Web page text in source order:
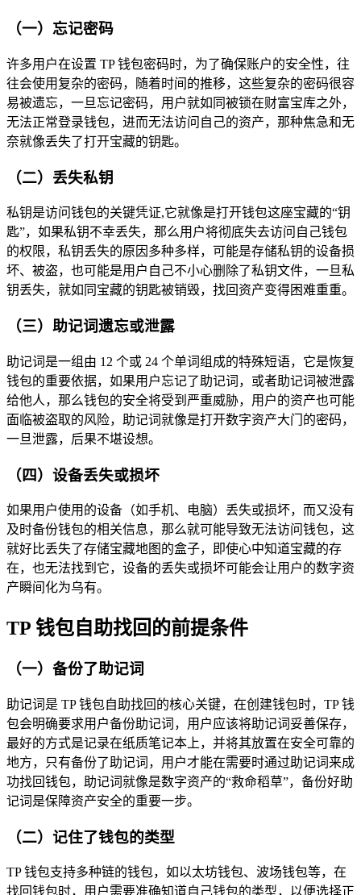
（一）忘记密码
许多用户在设置 TP 钱包密码时，为了确保账户的安全性，往
往会使用复杂的密码，随着时间的推移，这些复杂的密码很容
易被遗忘，一旦忘记密码，用户就如同被锁在财富宝库之外，
无法正常登录钱包，进而无法访问自己的资产，那种焦急和无
奈就像丢失了打开宝藏的钥匙。
（二）丢失私钥
私钥是访问钱包的关键凭证,它就像是打开钱包这座宝藏的“钥
匙”，如果私钥不幸丢失，那么用户将彻底失去访问自己钱包
的权限，私钥丢失的原因多种多样，可能是存储私钥的设备损
坏、被盗，也可能是用户自己不小心删除了私钥文件，一旦私
钥丢失，就如同宝藏的钥匙被销毁，找回资产变得困难重重。
（三）助记词遗忘或泄露
助记词是一组由 12 个或 24 个单词组成的特殊短语，它是恢复
钱包的重要依据，如果用户忘记了助记词，或者助记词被泄露
给他人，那么钱包的安全将受到严重威胁，用户的资产也可能
面临被盗取的风险，助记词就像是打开数字资产大门的密码，
一旦泄露，后果不堪设想。
（四）设备丢失或损坏
如果用户使用的设备（如手机、电脑）丢失或损坏，而又没有
及时备份钱包的相关信息，那么就可能导致无法访问钱包，这
就好比丢失了存储宝藏地图的盒子，即使心中知道宝藏的存
在，也无法找到它，设备的丢失或损坏可能会让用户的数字资
产瞬间化为乌有。
TP 钱包自助找回的前提条件
（一）备份了助记词
助记词是 TP 钱包自助找回的核心关键，在创建钱包时，TP 钱
包会明确要求用户备份助记词，用户应该将助记词妥善保存，
最好的方式是记录在纸质笔记本上，并将其放置在安全可靠的
地方，只有备份了助记词，用户才能在需要时通过助记词来成
功找回钱包，助记词就像是数字资产的“救命稻草”，备份好助
记词是保障资产安全的重要一步。
（二）记住了钱包的类型
TP 钱包支持多种链的钱包，如以太坊钱包、波场钱包等，在
找回钱包时，用户需要准确知道自己钱包的类型，以便选择正